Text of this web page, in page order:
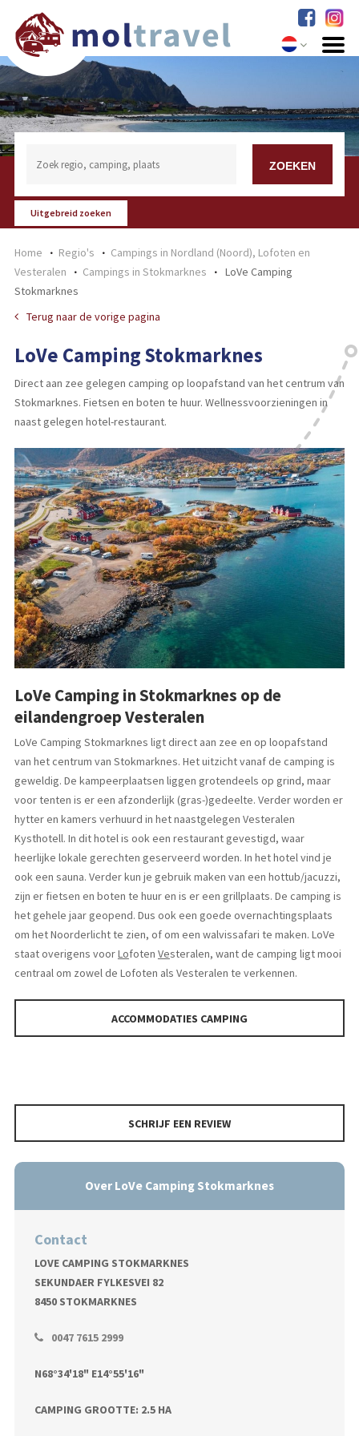
Uitgebreid zoeken
Home Regio's
Campings in Nordland (Noord), Lofoten en
Vesteralen
Campings in Stokmarknes
LoVe Camping
Stokmarknes
Terug naar de vorige pagina
LoVe Camping Stokmarknes
Direct aan zee gelegen camping op loopafstand van het centrum van
Stokmarknes. Fietsen en boten te huur. Wellnessvoorzieningen in
naast gelegen hotel-restaurant.
LoVe Camping in Stokmarknes op de
eilandengroep Vesteralen
LoVe Camping Stokmarknes ligt direct aan zee en op loopafstand
van het centrum van Stokmarknes. Het uitzicht vanaf de camping is
geweldig. De kampeerplaatsen liggen grotendeels op grind, maar
voor tenten is er een afzonderlijk (gras-)gedeelte. Verder worden er
hytter en kamers verhuurd in het naastgelegen Vesteralen
Kysthotell. In dit hotel is ook een restaurant gevestigd, waar
heerlijke lokale gerechten geserveerd worden. In het hotel vind je
ook een sauna. Verder kun je gebruik maken van een hottub/jacuzzi,
zijn er fietsen en boten te huur en is er een grillplaats. De camping is
het gehele jaar geopend. Dus ook een goede overnachtingsplaats
om het Noorderlicht te zien, of om een walvissafari te maken. LoVe
staat overigens voorLofoten Vesteralen, want de camping ligt mooi
centraal om zowel de Lofoten als Vesteralen te verkennen.
ACCOMMODATIES CAMPING
SCHRIJF EEN REVIEW
Over LoVe Camping Stokmarknes
Contact
LOVE CAMPING STOKMARKNES
SEKUNDAER FYLKESVEI 82
8450 STOKMARKNES
0047 7615 2999
N68°34'18" E14°55'16"
CAMPING GROOTTE: 2.5 HA